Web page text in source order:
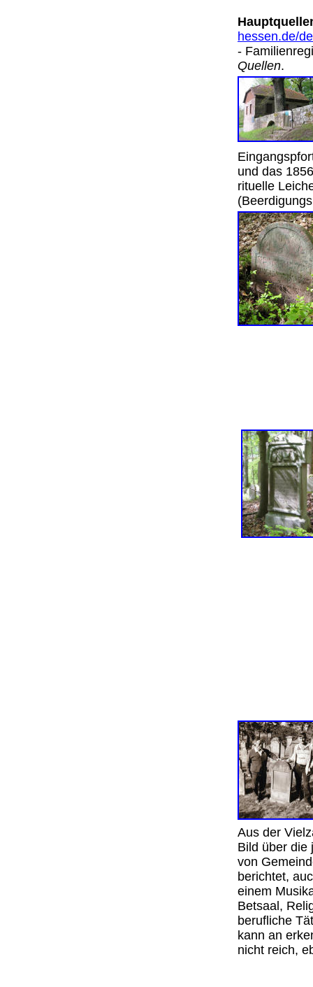
hessen.de/
-
Quellen.
und das
rituelle
Aus der
Bild über die
von
berichtet,
einem
Betsaal,
berufliche
kann an
nicht reich,